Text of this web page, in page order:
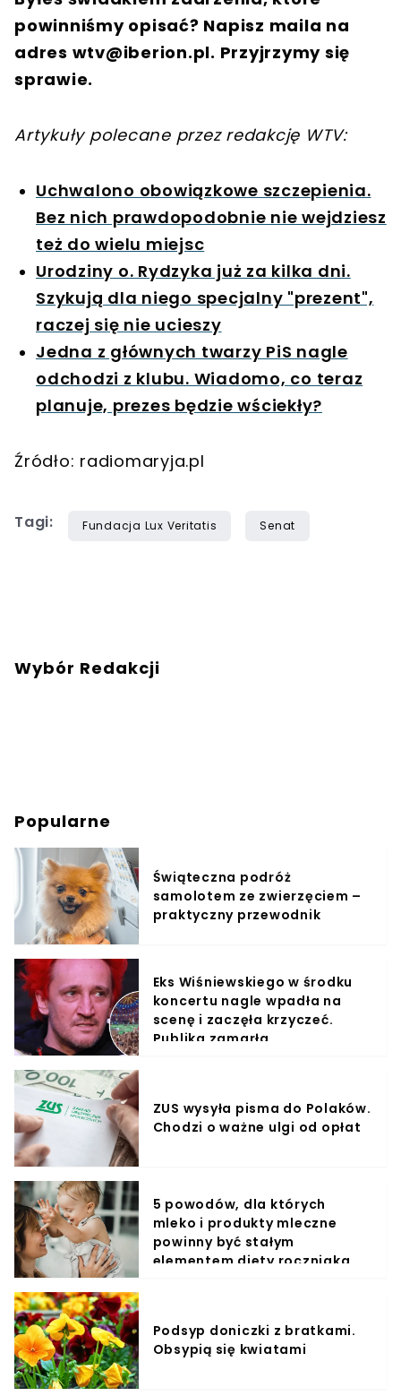
powinniśmy opisać? Napisz maila na
adres wtv@iberion.pl. Przyjrzymy się
sprawie.
Artykuły polecane przez redakcję WTV:
Uchwalono obowiązkowe szczepienia.
Bez nich prawdopodobnie nie wejdziesz
też do wielu miejsc
Urodziny o. Rydzyka już za kilka dni.
Szykują dla niego specjalny "prezent",
raczej się nie ucieszy
Jedna z głównych twarzy PiS nagle
odchodzi z klubu. Wiadomo, co teraz
planuje, prezes będzie wściekły?
Źródło: radiomaryja.pl
Tagi: Fundacja Lux Veritatis Senat
Wybór Redakcji
Popularne
Świąteczna podróż
samolotem ze zwierzęciem –
praktyczny przewodnik
Eks Wiśniewskiego w środku
koncertu nagle wpadła na
scenę i zaczęła krzyczeć.
Publika zamarła
ZUS wysyła pisma do Polaków.
Chodzi o ważne ulgi od opłat
5 powodów, dla których
mleko i produkty mleczne
powinny być stałym
elementem diety roczniaka
Podsyp doniczki z bratkami.
Obsypią się kwiatami